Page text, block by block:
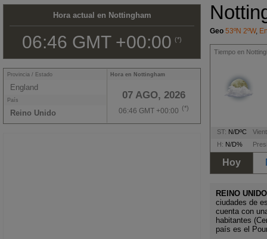
Hora actual en Nottingham
06:46 GMT +00:00 (*)
Hora en Nottingham
07 AGO, 2026
06:46 GMT +00:00 (*)
Provincia / Estado
England
País
Reino Unido
Geo 53ºN 2ºW,
Tiempo en
ST: N/DºC
H: N/D%
Hoy
REINO UNIDO
ciudades de
cuenta con
habitantes
país es el